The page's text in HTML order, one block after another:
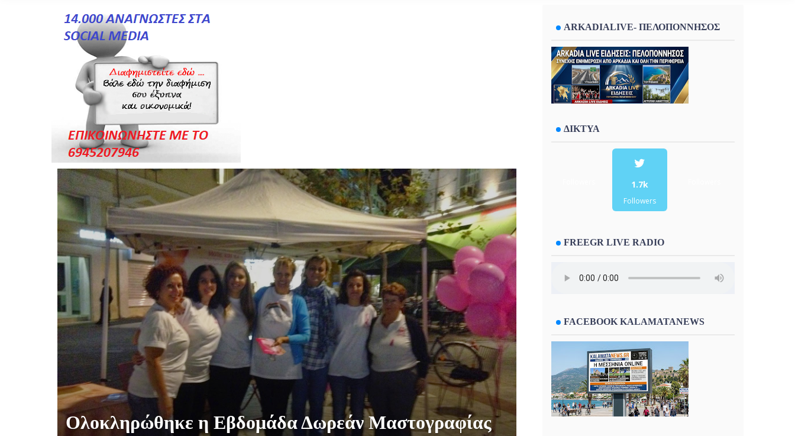
Ολοκληρώθηκε η Εβδομάδα Δωρεάν Μαστογραφίας
ARKADIALIVE- ΠΕΛΟΠΟΝΝΗΣΟΣ
ΔΙΚΤΥΑ
1.7k
Followers
FREEGR LIVE RADIO
FACEBOOK KALAMATANEWS